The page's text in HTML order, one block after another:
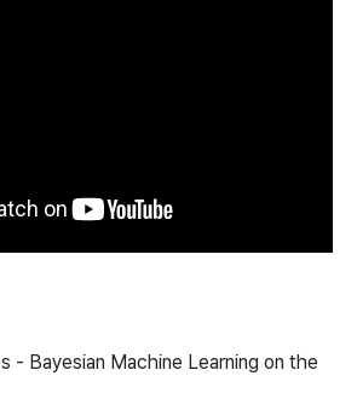
- Bayesian Machine Learning on the